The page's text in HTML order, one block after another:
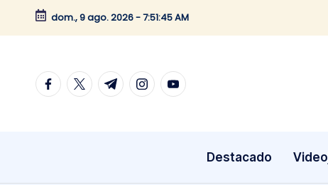
Saltar
contenido
dom., 9 ago. 2026-7:51:46 AM
facebook.com
twitter.com
t.me instagram.com
youtube.com
Destacado